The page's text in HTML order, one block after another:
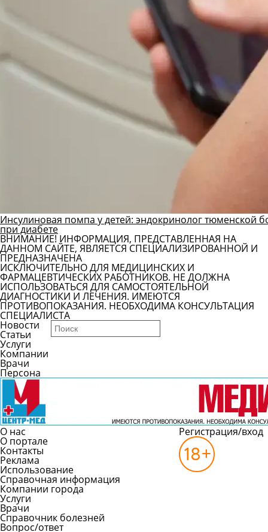
Инсулиновая помпа у детей: эндокринолог тюменской
при диабете
ВНИМАНИЕ! ИНФОРМАЦИЯ, ПРЕДСТАВЛЕННАЯ НА
ДАННОМ САЙТЕ, ЯВЛЯЕТСЯ СПЕЦИАЛИЗИРОВАННОЙ И
ПРЕДНАЗНАЧЕНА
ИСКЛЮЧИТЕЛЬНО ДЛЯ МЕДИЦИНСКИХ И
ФАРМАЦЕВТИЧЕСКИХ РАБОТНИКОВ. НЕ ДОЛЖНА
ИСПОЛЬЗОВАТЬСЯ ДЛЯ САМОСТОЯТЕЛЬНОЙ
ДИАГНОСТИКИ И ЛЕЧЕНИЯ. ИМЕЮТСЯ
ПРОТИВОПОКАЗАНИЯ. НЕОБХОДИМА КОНСУЛЬТАЦИЯ
СПЕЦИАЛИСТА
Новости
Статьи
Услуги
Компании
Врачи
Персона
О нас
О портале
Контакты
Реклама
Использование
Справочная информация
Компании города
Услуги
Врачи
Справочник болезней
Вопрос/ответ
Регистрация/вход